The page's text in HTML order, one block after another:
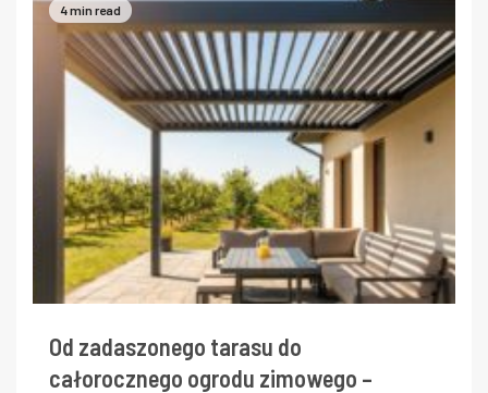
4 min read
Od zadaszonego tarasu do
całorocznego ogrodu zimowego –